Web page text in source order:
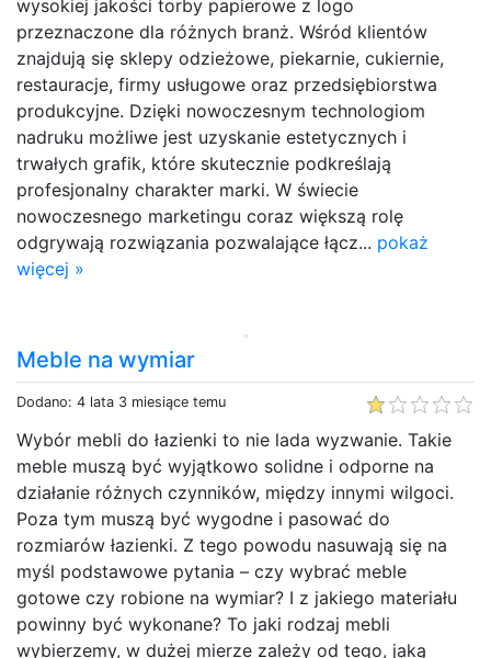
wysokiej jakości torby papierowe z logo
przeznaczone dla różnych branż. Wśród klientów
znajdują się sklepy odzieżowe, piekarnie, cukiernie,
restauracje, firmy usługowe oraz przedsiębiorstwa
produkcyjne. Dzięki nowoczesnym technologiom
nadruku możliwe jest uzyskanie estetycznych i
trwałych grafik, które skutecznie podkreślają
profesjonalny charakter marki. W świecie
nowoczesnego marketingu coraz większą rolę
odgrywają rozwiązania pozwalające łącz... pokaż
więcej »
Meble na wymiar
Dodano: 4 lata 3 miesiące temu
Wybór mebli do łazienki to nie lada wyzwanie. Takie
meble muszą być wyjątkowo solidne i odporne na
działanie różnych czynników, między innymi wilgoci.
Poza tym muszą być wygodne i pasować do
rozmiarów łazienki. Z tego powodu nasuwają się na
myśl podstawowe pytania – czy wybrać meble
gotowe czy robione na wymiar? I z jakiego materiału
powinny być wykonane? To jaki rodzaj mebli
wybierzemy, w dużej mierze zależy od tego, jaką